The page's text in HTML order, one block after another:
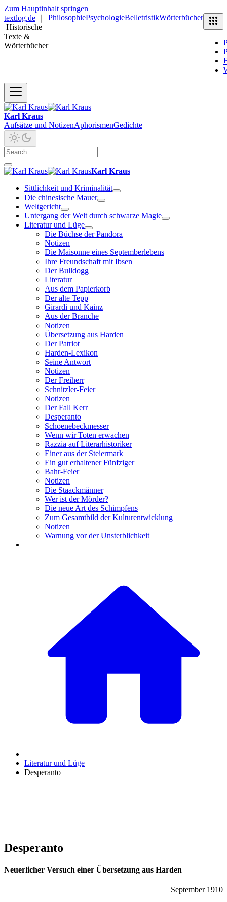
Zum Hauptinhalt springen
textlog.de
Historische
Texte &
Wörterbücher
PhilosophiePsychologieBelletristikWörterbücher
Karl Kraus
Aufsätze und NotizenAphorismenGedichte
Karl Kraus
Sittlichkeit und Kriminalität
Die chinesische Mauer
Weltgericht
Untergang der Welt durch schwarze Magie
Literatur und Lüge
Die Büchse der Pandora
Notizen
Die Maisonne eines Septemberlebens
Ihre Freundschaft mit Ibsen
Der Bulldogg
Literatur
Aus dem Papierkorb
Der alte Tepp
Girardi und Kainz
Aus der Branche
Notizen
Übersetzung aus Harden
Der Patriot
Harden-Lexikon
Seine Antwort
Notizen
Der Freiherr
Schnitzler-Feier
Notizen
Der Fall Kerr
Desperanto
Schoenebeckmesser
Wenn wir Toten erwachen
Razzia auf Literarhistoriker
Einer aus der Steiermark
Ein gut erhaltener Fünfziger
Bahr-Feier
Notizen
Die Staackmänner
Wer ist der Mörder?
Die neue Art des Schimpfens
Zum Gesamtbild der Kulturentwicklung
Notizen
Warnung vor der Unsterblichkeit
Literatur und Lüge
Desperanto
Desperanto
Neuerlicher Versuch einer Übersetzung aus Harden
September 1910